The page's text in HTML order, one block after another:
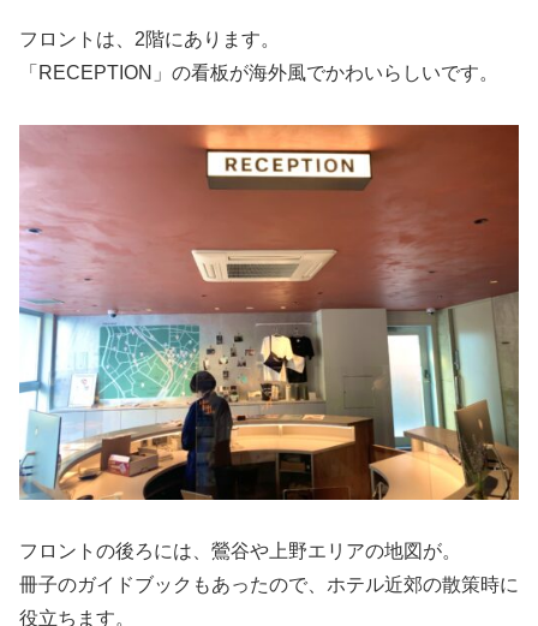
フロントは、2階にあります。
「RECEPTION」の看板が海外風でかわいらしいです。
フロントの後ろには、鶯谷や上野エリアの地図が。
冊子のガイドブックもあったので、ホテル近郊の散策時に
役立ちます。